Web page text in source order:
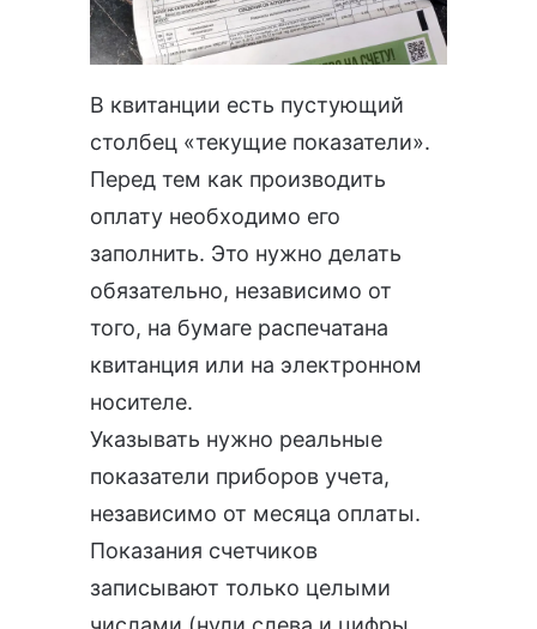
В квитанции есть пустующий
столбец «текущие показатели».
Перед тем как производить
оплату необходимо его
заполнить. Это нужно делать
обязательно, независимо от
того, на бумаге распечатана
квитанция или на электронном
носителе.
Указывать нужно реальные
показатели приборов учета,
независимо от месяца оплаты.
Показания счетчиков
записывают только целыми